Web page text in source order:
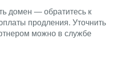
домен — обратитесь к
продления. Уточнить
можно в службе